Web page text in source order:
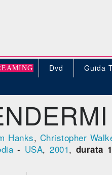
Dvd Guida
Hanks, Christopher
- USA,2001, durata